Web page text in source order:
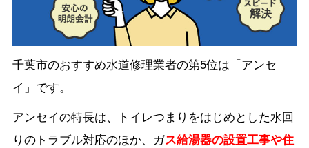
千葉市のおすすめ水道修理業者の第5位は「アンセ
イ」です。
アンセイの特長は、トイレつまりをはじめとした水回
りのトラブル対応のほか、ガス給湯器の設置工事や住